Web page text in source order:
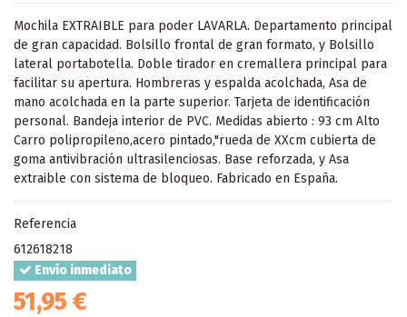
Mochila EXTRAIBLE para poder LAVARLA. Departamento principal
de gran capacidad. Bolsillo frontal de gran formato, y Bolsillo
lateral portabotella. Doble tirador en cremallera principal para
facilitar su apertura. Hombreras y espalda acolchada, Asa de
mano acolchada en la parte superior. Tarjeta de identificación
personal. Bandeja interior de PVC. Medidas abierto : 93 cm Alto
Carro polipropileno,acero pintado,"rueda de XXcm cubierta de
goma antivibración ultrasilenciosas. Base reforzada, y Asa
extraible con sistema de bloqueo. Fabricado en España.
Referencia
612618218
Envío inmediato
51,95 €